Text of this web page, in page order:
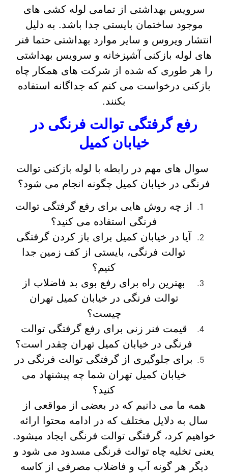
سرویس بهداشتی از تمامی لوله کشی های
موجود ساختمان بایستی جدا باشد. به دلیل
انتشار ویروس و سایر موارد بهداشتی حتما فنر
های لوله بازکنی آشپزخانه و سرویس بهداشتی
را هر طوری که شده از شرکت های همکار چاه
بازکنی درخواست می کنم که جداگانه استفاده
بکنند.
رفع گرفتگی توالت فرنگی در
خیابان کمیل
سوال های مهم در رابطه با لوله بازکنی توالت
فرنگی در خیابان کمیل چگونه انجام می شود؟
از چه روش هایی برای رفع گرفتگی توالت
فرنگی استفاده می کنید؟
آیا در خیابان کمیل برای باز کردن گرفتگی
توالت فرنگی، بایستی از کف زمین جدا
کنیم؟
بهترین راه برای رفع بوی بد فاضلاب از
توالت فرنگی در خیابان کمیل تهران
چیست؟
قیمت فنر زنی برای رفع گرفتگی توالت
فرنگی در خیابان کمیل تهران چقدر است؟
برای جلوگیری از گرفتگی توالت فرنگی در
خیابان کمیل تهران شما چه پیشنهاد می
کنید؟
همه ما می دانیم که در بعضی از مواقعی از
سال به دلایل مختلف که در ادامه محتوا ارائه
خواهیم کرد، گرفتگی توالت فرنگی ایجاد میشود.
یعنی تخلیه چاه توالت فرنگی مسدود می شود و
دیگر هر گونه آب و فاضلاب مصرفی از کاسه